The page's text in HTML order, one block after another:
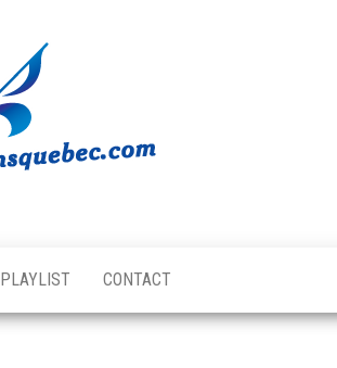
Québec
musicale
québécoise!
PLAYLIST CONTACT